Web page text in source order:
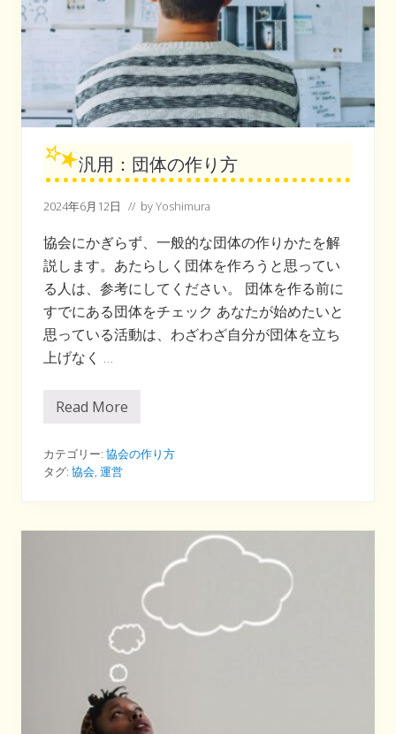
汎用：団体の作り方
2024年6月12日 // byYoshimura
協会にかぎらず、一般的な団体の作りかたを解
説します。あたらしく団体を作ろうと思ってい
る人は、参考にしてください。 団体を作る前に
すでにある団体をチェック あなたが始めたいと
思っている活動は、わざわざ自分が団体を立ち
上げなく …
汎
団
体
の
方
Read More
カテゴリー: 協会の作り方
タグ: 協会, 運営